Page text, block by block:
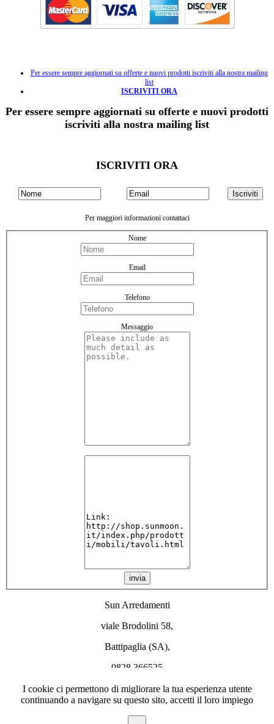
Per essere sempre aggiornati su offerte e nuovi prodotti iscriviti alla nostra mailing
list
ISCRIVITI ORA
Per essere sempre aggiornati su offerte e nuovi prodotti
iscriviti alla nostra mailing list
ISCRIVITI ORA
Per maggiori informazioni contattaci
Nome
Email
Telefono
Messaggio
invia
Sun Arredamenti
viale Brodolini 58,
Battipaglia (SA),
0828 366525
info@sunmoon.it
I cookie ci permettono di migliorare la tua esperienza utente
continuando a navigare su questo sito, accetti il loro impiego